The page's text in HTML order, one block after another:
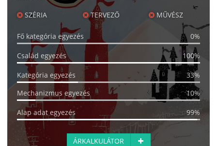
SZÉRIA TERVEZŐ MŰVÉSZ
Fő kategória egyezés 0%
Család egyezés 100%
Kategória egyezés
33%
Mechanizmus egyezés
10%
Alap adat egyezés 99%
ÁRKALKULÁTOR